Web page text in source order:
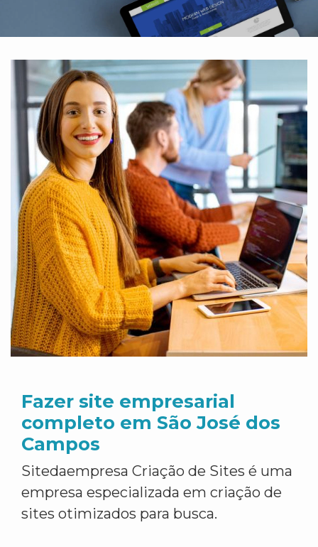
Fazer site empresarial
completo em São José dos
Campos
Sitedaempresa Criação de Sites é uma
empresa especializada em criação de
sites otimizados para busca.